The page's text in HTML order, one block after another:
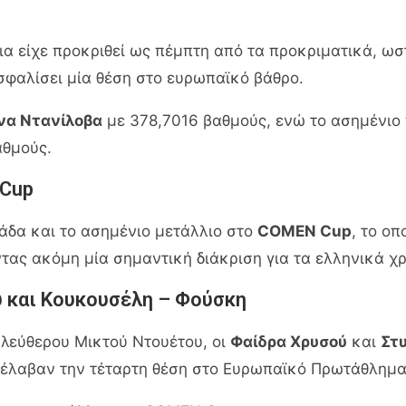
είχε προκριθεί ως πέμπτη από τα προκριματικά,
μία θέση στο ευρωπαϊκό βάθρο.
Ντανίλοβα με 378,7016 βαθμούς, ενώ το ασημένιο
και το ασημένιο μετάλλιο στο COMEN Cup, το
ακόμη μία σημαντική διάκριση για τα ελληνικά
και Κουκουσέλη – Φούσκη
Μικτού Ντουέτου, οι Φαίδρα Χρυσού και
την τέταρτη θέση στο Ευρωπαϊκό